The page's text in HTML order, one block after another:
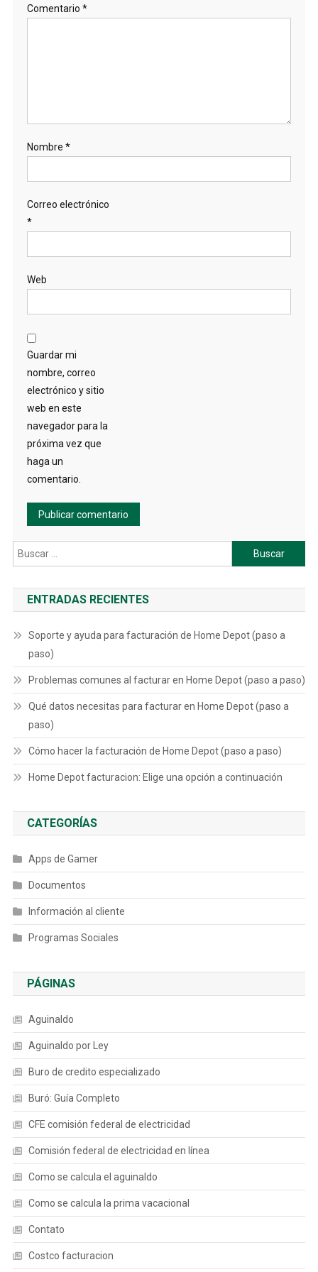
Comentario *
Nombre *
Correo electrónico
*
Web
Guardar mi
nombre, correo
electrónico y sitio
web en este
navegador para la
próxima vez que
haga un
comentario.
Buscar:
ENTRADAS RECIENTES
Soporte y ayuda para facturación de Home Depot (paso a
paso)
Problemas comunes al facturar en Home Depot (paso a paso)
Qué datos necesitas para facturar en Home Depot (paso a
paso)
Cómo hacer la facturación de Home Depot (paso a paso)
Home Depot facturacion: Elige una opción a continuación
CATEGORÍAS
Apps de Gamer
Documentos
Información al cliente
Programas Sociales
PÁGINAS
Aguinaldo
Aguinaldo por Ley
Buro de credito especializado
Buró: Guía Completo
CFE comisión federal de electricidad
Comisión federal de electricidad en línea
Como se calcula el aguinaldo
Como se calcula la prima vacacional
Contato
Costco facturacion